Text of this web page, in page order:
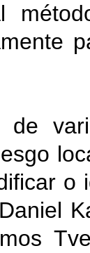
de
o